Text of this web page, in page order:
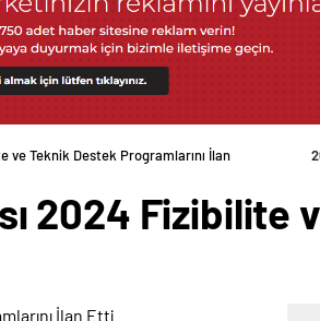
ve Teknik Destek Programlarını İlan
2024 Fizibilite